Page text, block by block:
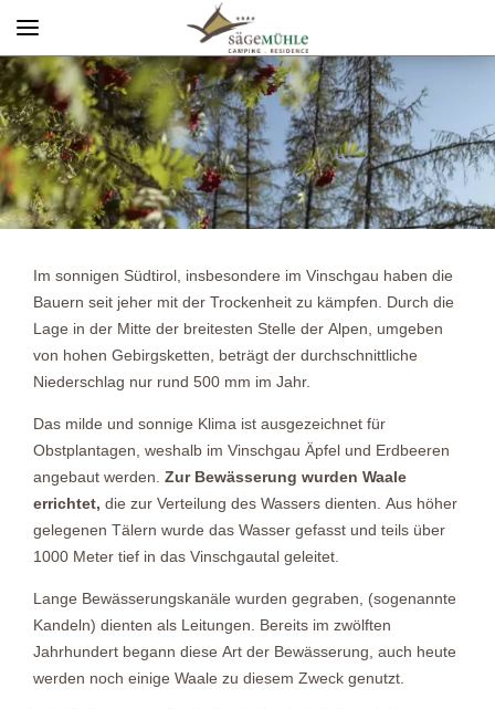
Menü
Im sonnigen Südtirol, insbesondere im Vinschgau haben die
Bauern seit jeher mit der Trockenheit zu kämpfen. Durch die
Lage in der Mitte der breitesten Stelle der Alpen, umgeben
von hohen Gebirgsketten, beträgt der durchschnittliche
Niederschlag nur rund 500 mm im Jahr.
Das milde und sonnige Klima ist ausgezeichnet für
Obstplantagen, weshalb im Vinschgau Äpfel und Erdbeeren
angebaut werden. Zur Bewässerung wurden Waale
errichtet, die zur Verteilung des Wassers dienten. Aus höher
gelegenen Tälern wurde das Wasser gefasst und teils über
1000 Meter tief in das Vinschgautal geleitet.
Lange Bewässerungskanäle wurden gegraben, (sogenannte
Kandeln) dienten als Leitungen. Bereits im zwölften
Jahrhundert begann diese Art der Bewässerung, auch heute
werden noch einige Waale zu diesem Zweck genutzt.